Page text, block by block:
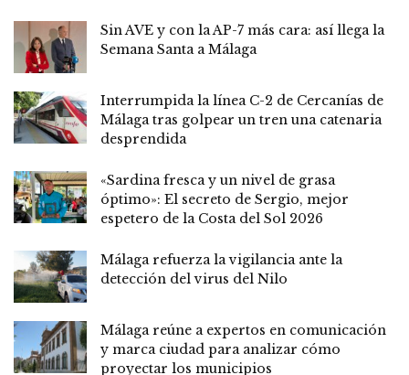
Sin AVE y con la AP-7 más cara: así llega la
Semana Santa a Málaga
Interrumpida la línea C-2 de Cercanías de
Málaga tras golpear un tren una catenaria
desprendida
«Sardina fresca y un nivel de grasa
óptimo»: El secreto de Sergio, mejor
espetero de la Costa del Sol 2026
Málaga refuerza la vigilancia ante la
detección del virus del Nilo
Málaga reúne a expertos en comunicación
y marca ciudad para analizar cómo
proyectar los municipios